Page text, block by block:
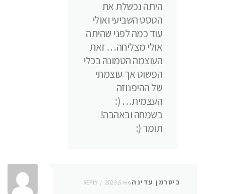
היתה נכשלת את
הטסט השביעי ואולי
עוד כמה לפני שהיתה
אולי מצליחה… זאת
העוצמה הטמונה בכלי
הפשוט אך עוצמתי
של ההיפנוזה
העצמית… (:
בשמחה ובאהבה!
תומר (:
ביטרמן עדינה מאי 6, 2023 REPLY